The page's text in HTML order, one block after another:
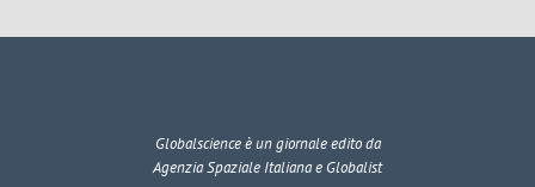
Globalscienceè un giornale edito da
Agenzia Spaziale Italiana e Globalist